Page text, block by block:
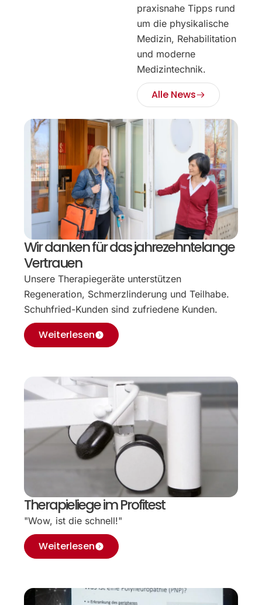
praxisnahe Tipps rund
um die physikalische
Medizin, Rehabilitation
und moderne
Medizintechnik.
Alle News
Wir danken für das jahrezehntelange
Vertrauen
Unsere Therapiegeräte unterstützen
Regeneration, Schmerzlinderung und Teilhabe.
Schuhfried-Kunden sind zufriedene Kunden.
Weiterlesen
Therapieliege im Profitest
"Wow, ist die schnell!"
Weiterlesen